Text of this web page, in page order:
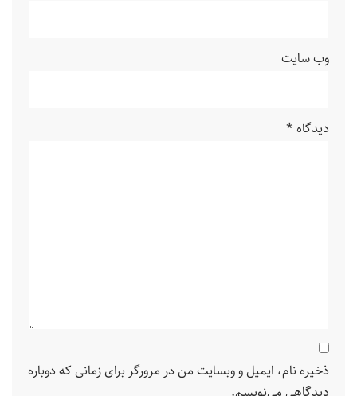
وب‌ سایت
دیدگاه *
ذخیره نام، ایمیل و وبسایت من در مرورگر برای زمانی که دوباره